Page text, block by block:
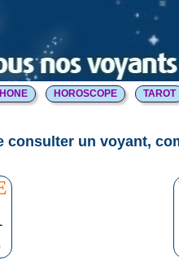
HOROSCOPE TAROT
consulter un voyant,